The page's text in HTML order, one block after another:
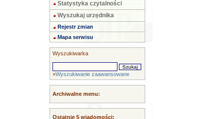
Statystyka czytalności
Wyszukaj urzędnika
Rejestr zmian
Mapa serwisu
Wyszukiwarka
»Wyszukiwanie zaawansowane
Archiwalne menu:
Ostatnie 5 wiadomości: